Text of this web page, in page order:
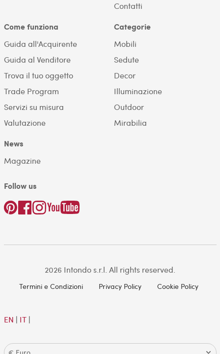
Contatti
Come funziona
Guida all'Acquirente
Guida al Venditore
Trova il tuo oggetto
Trade Program
Servizi su misura
Valutazione
Categorie
Mobili
Sedute
Decor
Illuminazione
Outdoor
Mirabilia
News
Magazine
Follow us
2026 Intondo s.r.l. All rights reserved.
Termini e Condizioni Privacy Policy Cookie Policy
EN | IT|